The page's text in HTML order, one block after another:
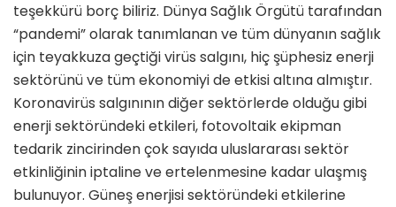
teşekkürü borç biliriz. Dünya Sağlık Örgütü tarafından
“pandemi” olarak tanımlanan ve tüm dünyanın sağlık
için teyakkuza geçtiği virüs salgını, hiç şüphesiz enerji
sektörünü ve tüm ekonomiyi de etkisi altına almıştır.
Koronavirüs salgınının diğer sektörlerde olduğu gibi
enerji sektöründeki etkileri, fotovoltaik ekipman
tedarik zincirinden çok sayıda uluslararası sektör
etkinliğinin iptaline ve ertelenmesine kadar ulaşmış
bulunuyor. Güneş enerjisi sektöründeki etkilerine